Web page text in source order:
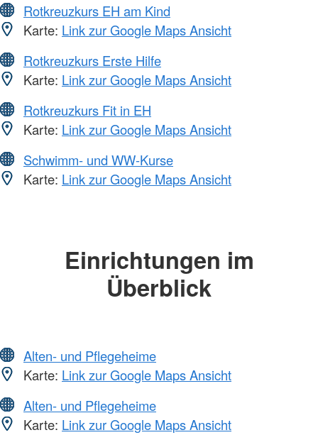
Rotkreuzkurs EH am Kind
Karte: Link zur Google Maps Ansicht
Rotkreuzkurs Erste Hilfe
Karte: Link zur Google Maps Ansicht
Rotkreuzkurs Fit in EH
Karte: Link zur Google Maps Ansicht
Schwimm- und WW-Kurse
Karte: Link zur Google Maps Ansicht
Einrichtungen im
Überblick
Alten- und Pflegeheime
Karte: Link zur Google Maps Ansicht
Alten- und Pflegeheime
Karte: Link zur Google Maps Ansicht